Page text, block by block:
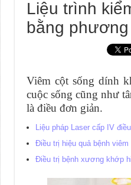
Liệu trình
bằng
Viêm cột sống dính
cuộc sống cũng như
là điều đơn giản.
Liệu pháp Laser cấp IV
Điều trị hiệu quả bệnh
Điều trị bệnh xương khớp